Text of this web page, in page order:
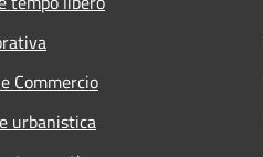
Commercio
urbanistica